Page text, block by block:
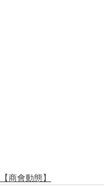
【商會動態】